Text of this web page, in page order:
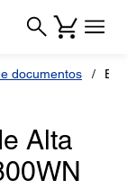
documentos
Alta